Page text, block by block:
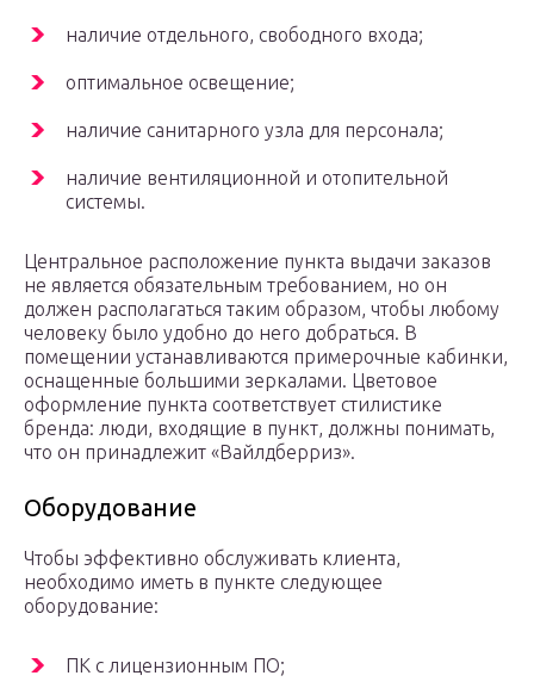
наличие отдельного, свободного входа;
оптимальное освещение;
наличие санитарного узла для персонала;
наличие вентиляционной и отопительной
системы.
Центральное расположение пункта выдачи заказов
не является обязательным требованием, но он
должен располагаться таким образом, чтобы любому
человеку было удобно до него добраться. В
помещении устанавливаются примерочные кабинки,
оснащенные большими зеркалами. Цветовое
оформление пункта соответствует стилистике
бренда: люди, входящие в пункт, должны понимать,
что он принадлежит «Вайлдберриз».
Оборудование
Чтобы эффективно обслуживать клиента,
необходимо иметь в пункте следующее
оборудование:
ПК с лицензионным ПО;